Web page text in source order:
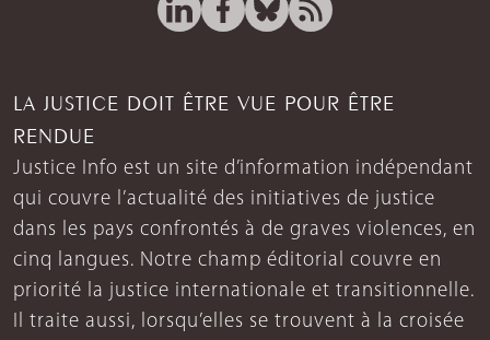
LA JUSTICE DOIT ÊTRE VUE POUR ÊTRE
RENDUE
Justice Info est un site d’information indépendant
qui couvre l’actualité des initiatives de justice
dans les pays confrontés à de graves violences, en
cinq langues. Notre champ éditorial couvre en
priorité la justice internationale et transitionnelle.
Il traite aussi, lorsqu’elles se trouvent à la croisée